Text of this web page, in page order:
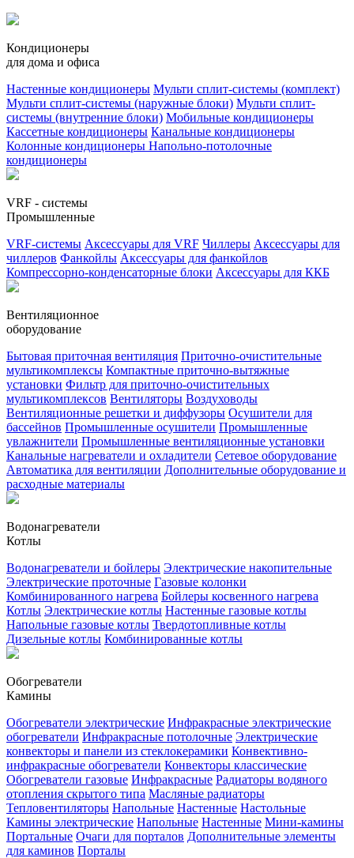
Кондиционеры
для дома и офиса
Настенные кондиционеры Мульти сплит-системы (комплект)
Мульти сплит-системы (наружные блоки) Мульти сплит-
системы (внутренние блоки) Мобильные кондиционеры
Кассетные кондиционеры Канальные кондиционеры
Колонные кондиционеры Напольно-потолочные
кондиционеры
VRF - системы
Промышленные
VRF-системы Аксессуары для VRF Чиллеры Аксессуары для
чиллеров Фанкойлы Аксессуары для фанкойлов
Компрессорно-конденсаторные блоки Аксессуары для ККБ
Вентиляционное
оборудование
Бытовая приточная вентиляция Приточно-очистительные
мультикомплексы Компактные приточно-вытяжные
установки Фильтр для приточно-очистительных
мультикомплексов Вентиляторы Воздуховоды
Вентиляционные решетки и диффузоры Осушители для
бассейнов Промышленные осушители Промышленные
увлажнители Промышленные вентиляционные установки
Канальные нагреватели и охладители Сетевое оборудование
Автоматика для вентиляции Дополнительные оборудование и
расходные материалы
Водонагреватели
Котлы
Водонагреватели и бойлеры Электрические накопительные
Электрические проточные Газовые колонки
Комбинированного нагрева Бойлеры косвенного нагрева
Котлы Электрические котлы Настенные газовые котлы
Напольные газовые котлы Твердотопливные котлы
Дизельные котлы Комбинированные котлы
Обогреватели
Камины
Обогреватели электрические Инфракрасные электрические
обогреватели Инфракрасные потолочные Электрические
конвекторы и панели из стеклокерамики Конвективно-
инфракрасные обогреватели Конвекторы классические
Обогреватели газовые Инфракрасные Радиаторы водяного
отопления скрытого типа Масляные радиаторы
Тепловентиляторы Напольные Настенные Настольные
Камины электрические Напольные Настенные Мини-камины
Портальные Очаги для порталов Дополнительные элементы
для каминов Порталы